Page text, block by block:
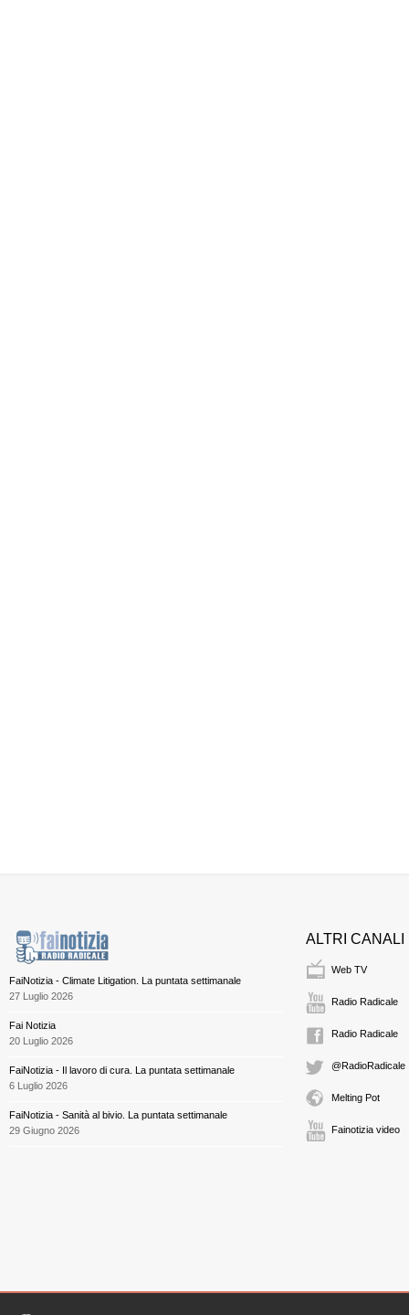
FaiNotizia - Climate Litigation. La puntata settimanale
27 Luglio 2026
Fai Notizia
20 Luglio 2026
FaiNotizia - Il lavoro di cura. La puntata settimanale
6 Luglio 2026
FaiNotizia - Sanità al bivio. La puntata settimanale
29 Giugno 2026
ALTRI CANALI
Web TV
Radio Radicale
Radio Radicale
@RadioRadicale
Melting Pot
Fainotizia video